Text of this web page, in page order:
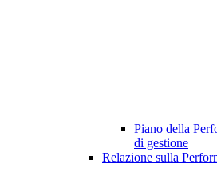
Piano della
di gestione
Relazione sulla